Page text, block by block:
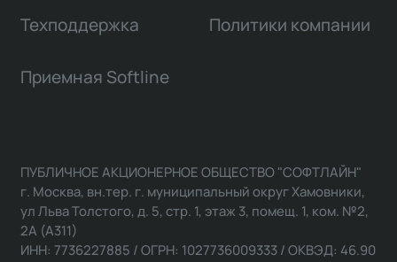
Техподдержка Политики компании
Приемная Softline
ПУБЛИЧНОЕ АКЦИОНЕРНОЕ ОБЩЕСТВО "СОФТЛАЙН"
г. Москва, вн.тер. г. муниципальный округ Хамовники,
ул Льва Толстого, д. 5, стр. 1, этаж 3, помещ. 1, ком. №2,
2А (А311)
ИНН: 7736227885 / ОГРН: 1027736009333 / ОКВЭД: 46.90